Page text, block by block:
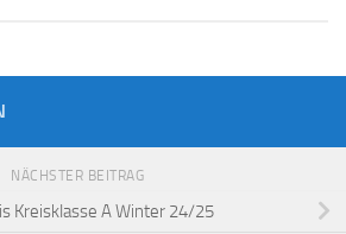
NÄCHSTER BEITRAG
Kreisklasse A Winter 24/25